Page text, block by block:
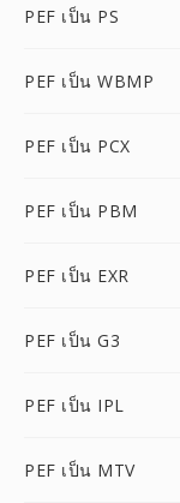
PEF เป็น PS
PEF เป็น WBMP
PEF เป็น PCX
PEF เป็น PBM
PEF เป็น EXR
PEF เป็น G3
PEF เป็น IPL
PEF เป็น MTV